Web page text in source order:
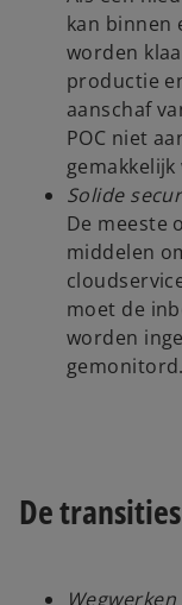
kan binnen
worden
productie
aanschaf
POC niet
Solide
De meeste
middelen
moet de
worden
gemonitord.
De transities